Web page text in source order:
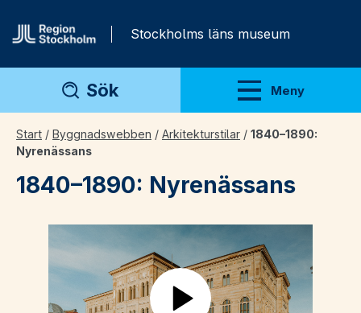
Stockholms läns museum
Sök Meny
Visa meny
Start / Byggnadswebben / Arkitekturstilar / 1840–1890:
Nyrenässans
1840–1890: Nyrenässans
Play